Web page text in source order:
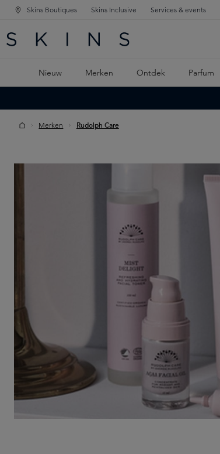
NAVIGATIE
DE HOOFDINHOUD
Skins Boutiques Skins Inclusive Services & events
Nieuw Merken Ontdek Parfum
Merken Rudolph Care